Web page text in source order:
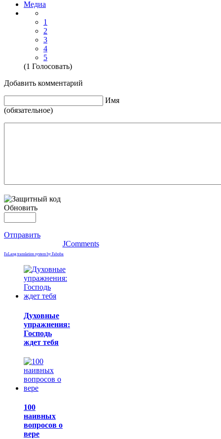
Медиа
1
2
3
4
5
(1 Голосовать)
Добавить комментарий
Имя
(обязательное)
Обновить
Отправить
JComments
FaLang translation system by Faboba
Духовные
упражнения:
Господь
ждет тебя
100
наивных
вопросов о
вере